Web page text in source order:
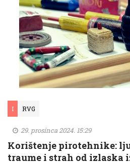
I RVG
29. prosinca 2024. 15:29
Korištenje pirotehnike:
traume i strah od izlaska